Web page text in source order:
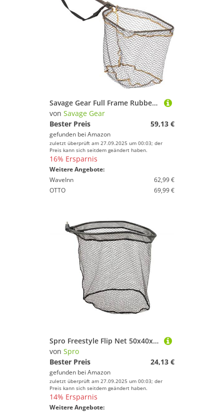
Savage Gear Full Frame Rubber mesh Landing Net L 50x65cm - Kescher zum Spinnfischen, Unterfangkescher für Raubfische, Hechtkescher
von Savage Gear
Bester Preis
59,13 €
gefunden bei Amazon
zuletzt überprüft am 27.09.2025 um 00:03; der
Preis kann sich seitdem geändert haben.
16% Ersparnis
Weitere Angebote:
WaveInn
62,99 €
OTTO
69,99 €
Spro Freestyle Flip Net 50x40x50cm - Kescherkopf für Freestyle Net Handle Kescherstab, Unterfangkescher, Keschernetz, Kescher
von Spro
Bester Preis
24,13 €
gefunden bei Amazon
zuletzt überprüft am 27.09.2025 um 00:03; der
Preis kann sich seitdem geändert haben.
14% Ersparnis
Weitere Angebote: